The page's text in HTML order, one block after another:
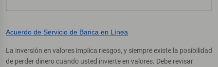
Acuerdo de Servicio de Banca en Línea
La inversión en valores implica riesgos, y siempre existe la posibilidad
de perder dinero cuando usted invierte en valores. Debe revisar